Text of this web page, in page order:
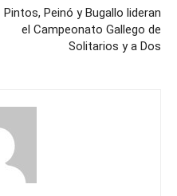
Pintos, Peinó y Bugallo lideran
el Campeonato Gallego de
Solitarios y a Dos